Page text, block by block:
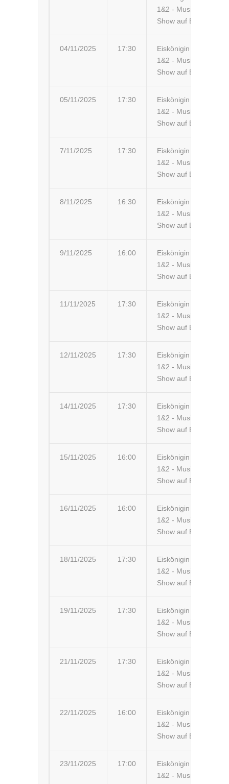
1&2 - Musik-
Show auf Eis
04/11/2025 17:30
Eiskönigin
1&2 - Musik-
Show auf Eis
05/11/2025 17:30
Eiskönigin
1&2 - Musik-
Show auf Eis
7/11/2025 17:30
Eiskönigin
1&2 - Musik-
Show auf Eis
8/11/2025 16:30
Eiskönigin
1&2 - Musik-
Show auf Eis
9/11/2025 16:00
Eiskönigin
1&2 - Musik-
Show auf Eis
11/11/2025 17:30
Eiskönigin
1&2 - Musik-
Show auf Eis
12/11/2025 17:30
Eiskönigin
1&2 - Musik-
Show auf Eis
14/11/2025 17:30
Eiskönigin
1&2 - Musik-
Show auf Eis
15/11/2025 16:00
Eiskönigin
1&2 - Musik-
Show auf Eis
16/11/2025 16:00
Eiskönigin
1&2 - Musik-
Show auf Eis
18/11/2025 17:30
Eiskönigin
1&2 - Musik-
Show auf Eis
19/11/2025 17:30
Eiskönigin
1&2 - Musik-
Show auf Eis
21/11/2025 17:30
Eiskönigin
1&2 - Musik-
Show auf Eis
22/11/2025 16:00
Eiskönigin
1&2 - Musik-
Show auf Eis
23/11/2025 17:00
Eiskönigin
1&2 - Musik-